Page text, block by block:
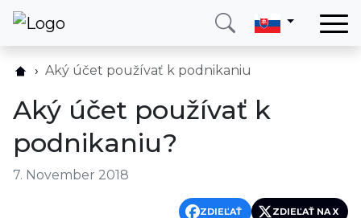
Krajina
O nás
Blog
Aký účet používať k podnikaniu
Aký účet používať k
podnikaniu?
7. November 2018
ZDIEĽAŤ ZDIEĽAŤ NA X